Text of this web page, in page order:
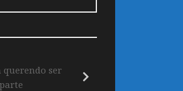
querendo ser